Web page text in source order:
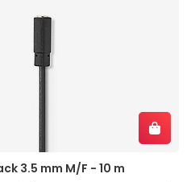
3.5 mm M/F - 10 m